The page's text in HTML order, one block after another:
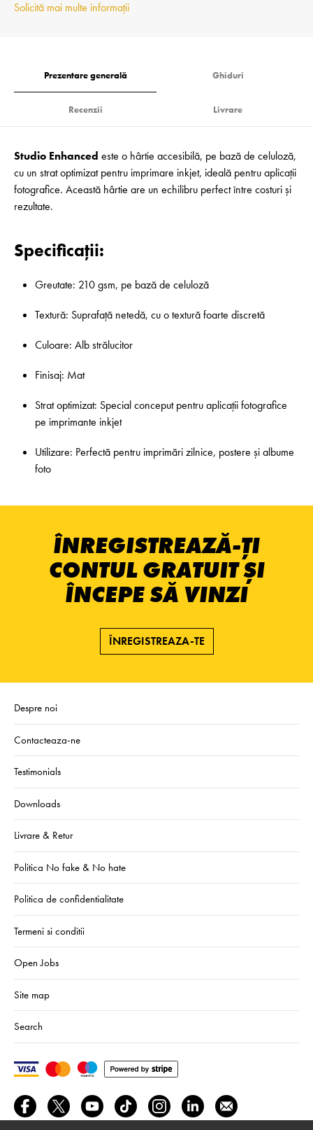
Solicită mai multe informații
Prezentare generală Ghiduri
Recenzii Livrare
Studio Enhanced este o hârtie accesibilă, pe bază de celuloză,
cu un strat optimizat pentru imprimare inkjet, ideală pentru aplicații
fotografice. Această hârtie are un echilibru perfect între costuri și
rezultate.
Specificații:
Greutate: 210 gsm, pe bază de celuloză
Textură: Suprafață netedă, cu o textură foarte discretă
Culoare: Alb strălucitor
Finisaj: Mat
Strat optimizat: Special conceput pentru aplicații fotografice
pe imprimante inkjet
Utilizare: Perfectă pentru imprimări zilnice, postere și albume
foto
ÎNREGISTREAZĂ-ȚI
CONTUL GRATUIT ȘI
ÎNCEPE SĂ VINZI
ÎNREGISTREAZA-TE
Despre noi
Contacteaza-ne
Testimonials
Downloads
Livrare & Retur
Politica No fake & No hate
Politica de confidentialitate
Termeni si conditii
Open Jobs
Site map
Search